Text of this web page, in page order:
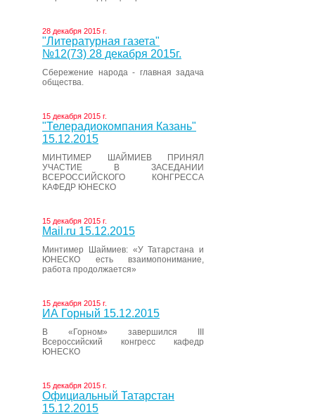
28 декабря 2015 г.
"Литературная газета"
№12(73) 28 декабря 2015г.
Сбережение народа - главная задача
общества.
15 декабря 2015 г.
"Телерадиокомпания Казань"
15.12.2015
МИНТИМЕР ШАЙМИЕВ ПРИНЯЛ
УЧАСТИЕ В ЗАСЕДАНИИ
ВСЕРОССИЙСКОГО КОНГРЕССА
КАФЕДР ЮНЕСКО
15 декабря 2015 г.
Mail.ru 15.12.2015
Минтимер Шаймиев: «У Татарстана и
ЮНЕСКО есть взаимопонимание,
работа продолжается»
15 декабря 2015 г.
ИА Горный 15.12.2015
В «Горном» завершился III
Всероссийский конгресс кафедр
ЮНЕСКО
15 декабря 2015 г.
Официальный Татарстан
15.12.2015